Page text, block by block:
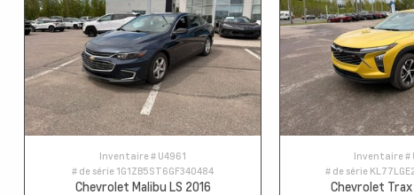
Inventaire # U4961
# de série 1G1ZB5ST6GF340484
Chevrolet Malibu LS 2016
Inventaire #
# de série
Chevrolet Trax